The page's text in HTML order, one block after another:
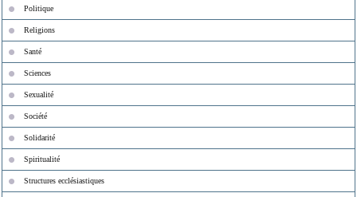
Politique
Religions
Santé
Sciences
Sexualité
Société
Solidarité
Spiritualité
Structures ecclésiastiques